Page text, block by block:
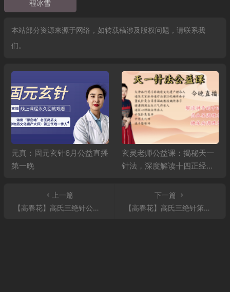
程冰雪
本站部分资源来源于网络，如转载稿涉及版权问题，请联系我
们。
元真：固元玄针6月公益直播
第一晚
玄灵老师公益课：揭秘天一
针法，深度解读十四正经，
上一篇
【高春花】高氏三绝针公益课
下一篇
【高春花】高氏三绝针第二天公益课